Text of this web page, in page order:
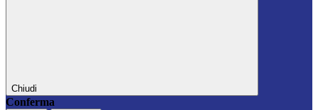
Chiudi
Conferma